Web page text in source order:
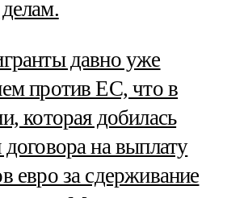
давно уже
против ЕС, что в
которая добилась
на выплату
евро за сдерживание